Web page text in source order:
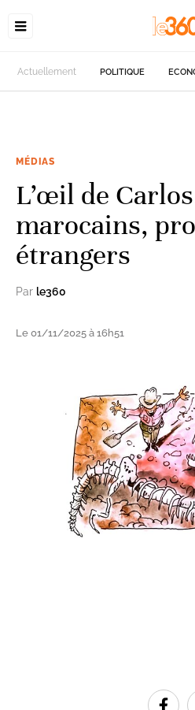
Actuellement POLITIQUE
MÉDIAS
L’œil de
marocains,
étrangers
Par le360
Le 01/11/2025 à 16h51